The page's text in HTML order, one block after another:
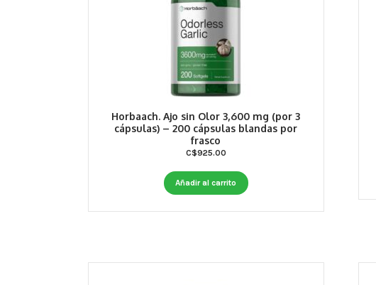
Horbaach. Ajo sin Olor 3,600 mg (por 3
cápsulas) – 200 cápsulas blandas por
frasco
C$925.00
Añadir al carrito